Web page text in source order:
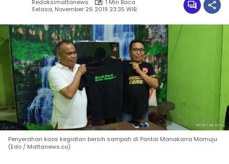
Redaksimattanews
1 Min Baca
Selasa, November 26 2019 23:35 WIB
Penyerahan kaos kegiatan bersih sampah di Pantai Manakarra Mamuju
(Edo / Mattanews.co)